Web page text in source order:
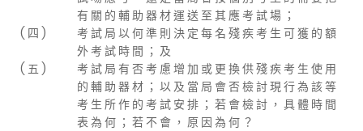
有 關 的 輔 助 器 材 運 送 至 其 應 考 試 場 ；
( 四 )
考 試 局 以 何 準 則 決 定 每 名 殘 疾 考 生 可 獲 的 額
外 考 試 時 間 ； 及
( 五 )
考 試 局 有 否 考 慮 增 加 或 更 換 供 殘 疾 考 生 使 用
的 輔 助 器 材 ； 以 及 當 局 會 否 檢 討 現 行 為 該 等
考 生 所 作 的 考 試 安 排 ； 若 會 檢 討 ， 具 體 時 間
表 為 何 ； 若 不 會 ， 原 因 為 何 ？